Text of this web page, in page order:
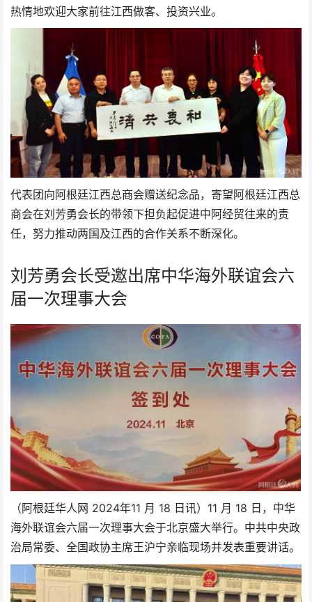
热情地欢迎大家前往江西做客、投资兴业。
代表团向阿根廷江西总商会赠送纪念品，寄望阿根廷江西总
商会在刘芳勇会长的带领下担负起促进中阿经贸往来的责
任，努力推动两国及江西的合作关系不断深化。
刘芳勇会长受邀出席中华海外联谊会六
届一次理事大会
（阿根廷华人网 2024年11 月 18 日讯）11 月 18 日，中华
海外联谊会六届一次理事大会于北京盛大举行。中共中央政
治局常委、全国政协主席王沪宁亲临现场并发表重要讲话。